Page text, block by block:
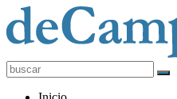
deCampoNoticias
Actualidad